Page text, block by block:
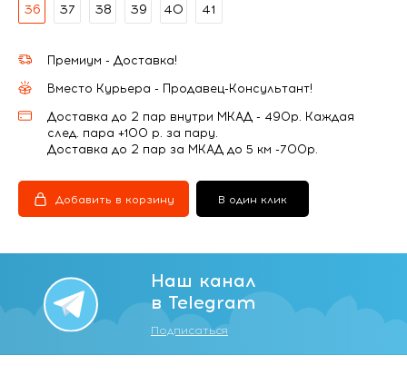
36 37 38 39 40 41
Премиум - Доставка!
Вместо Курьера - Продавец-Консультант!
Доставка до 2 пар внутри МКАД - 490р. Каждая
след. пара +100 р. за пару.
Доставка до 2 пар за МКАД до 5 км -700р.
Добавить в корзину В один клик
Наш канал
в Telegram
Подписаться